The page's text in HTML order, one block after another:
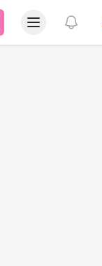
عرض الإشعارات
عرض